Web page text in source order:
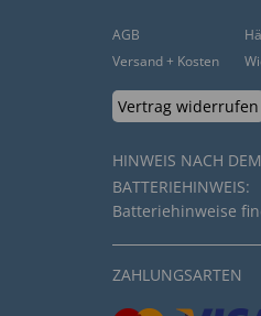
AGB
Versand + Kosten
Vertrag widerrufen
HINWEIS NACH
BATTERIEHINWEIS:
Batteriehinweise
ZAHLUNGSARTEN